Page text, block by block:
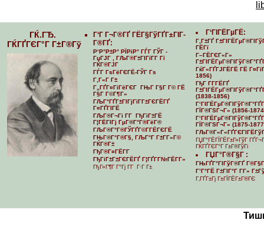
ГЌ.ГЂ.
ГЌГҐГЄГ°Г Г±Г®Гў
Г‘Г Г¬Г®ГҐ ГЁГ§ГўГҐГ±ГІГ­
Г®ГҐ:
Р‘Р°Р±Р° РЇРіР° ГЃГ ГЎГ -
ГџГЈГ , ГЉГ®Г±ГІГїГ­Г Гї
ГЌГ®ГЈГ
ГЃГ ГѕГёГЄГЁ-ГЎГ Гѕ
Г‚Г«Г Г±
Г„ГҐГ¤ГіГёГЄГ ГЊГ Г§Г Г© ГЁ
Г§Г Г©Г¶Г»
ГЉГ°ГҐГ±ГІГјГїГ­Г±ГЄГЁГҐ
Г¤ГҐГІГЁ
ГЉГ®Г¬Гі Г­Г ГђГіГ±ГЁ
Г¦ГЁГІГј ГµГ®Г°Г®ГёГ®
ГЉГ®Г°Г®ГЎГҐГ©Г­ГЁГЄГЁ
ГЊГ®Г°Г®Г§, ГЉГ°Г Г±Г­Г»Г©
ГЌГ®Г±
ГђГ®Г¤ГЁГ­Г
ГђГіГ±Г±ГЄГЁГҐ Г¦ГҐГ­Г№ГЁГ­Г»
ГђГ»Г¶Г Г°Гј Г­Г Г·Г Г±
Г‘ГІГЁГµГЁ:
Г‚Г±ГҐ
ГЁГї
Г–ГЁГЄГ«Г»
ГќГ«ГҐГЈГЁГЁ ГЁ
1856)
ГђГ Г­Г­ГЁГҐ
(1838-1856)
ГЇГ®ГЅГ¬Г» (1856-
ГЇГ®ГЅГ¬Г» (1875-
ГЏГ°ГЁГЇГЁГ±Г»ГўГ
ГЌГҐГЄГ°Г Г±Г®ГўГі
ГЏГ°Г®Г§Г :
ГЊГҐГ°ГІГўГ®ГҐ
Г’Г°ГЁ Г±ГІГ°Г Г­Г»
Г‚ГҐГ±Гј Г±ГЇГЁГ±Г®ГЄ